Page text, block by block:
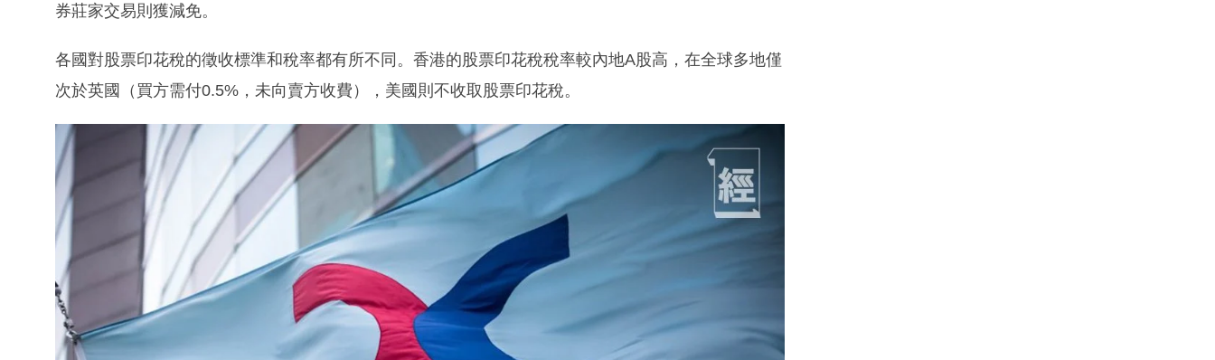
券莊家交易則獲減免。
各國對股票印花稅的徵收標準和稅率都有所不同。香港的股票印花稅稅率較內地A股高，在全球多地僅
次於英國（買方需付0.5%，未向賣方收費），美國則不收取股票印花稅。